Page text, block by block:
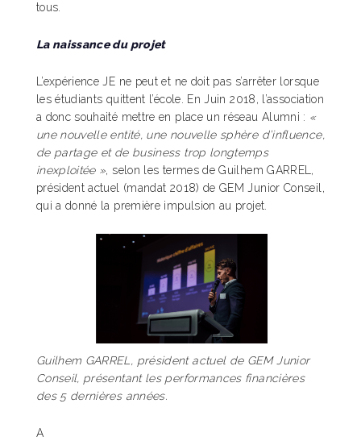
tous.
La naissance du projet
L’expérience JE ne peut et ne doit pas s’arrêter lorsque
les étudiants quittent l’école. En Juin 2018, l’association
a donc souhaité mettre en place un réseau Alumni : «
une nouvelle entité, une nouvelle sphère d’influence,
de partage et de business trop longtemps
inexploitée », selon les termes de Guilhem GARREL,
président actuel (mandat 2018) de GEM Junior Conseil,
qui a donné la première impulsion au projet.
Guilhem GARREL, président actuel de GEM Junior
Conseil, présentant les performances financières
des 5 dernières années.
A